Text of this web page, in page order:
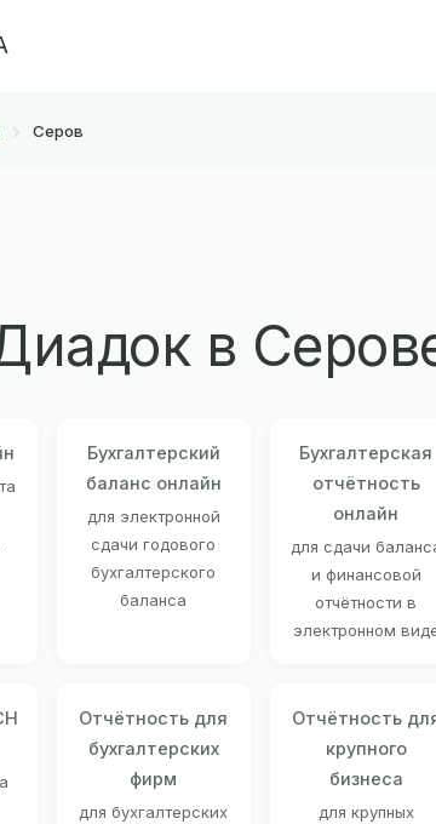
Серов
в
Бухгалтерский
баланс онлайн
для электронной
сдачи годового
бухгалтерского
баланса
Бухгалтерская
отчётность
онлайн
для сдачи
и финансовой
отчётности в
электронном
Отчётность для
бухгалтерских
фирм
для бухгалтерских
Отчётность
крупного
бизнеса
для крупных